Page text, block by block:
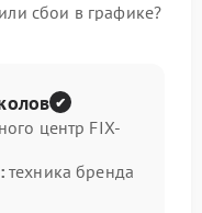
сбои в графике?
работе.
наш
центр FIX-
техника бренда